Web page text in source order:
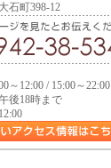
石町398-12
～12:00 / 15:00～22:00
後18時まで